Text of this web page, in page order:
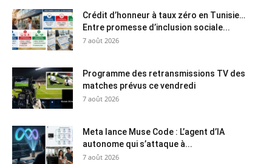
Crédit d’honneur à taux zéro en Tunisie…
Entre promesse d’inclusion sociale...
7 août 2026
Programme des retransmissions TV des
matches prévus ce vendredi
7 août 2026
Meta lance Muse Code : L’agent d’IA
autonome qui s’attaque à...
7 août 2026